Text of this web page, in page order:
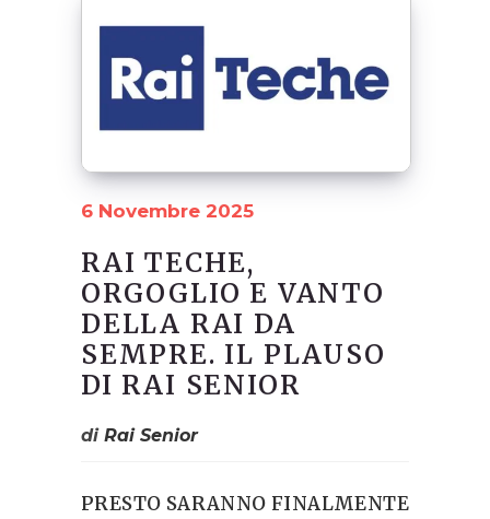
6 Novembre 2025
RAI TECHE,
ORGOGLIO E VANTO
DELLA RAI DA
SEMPRE. IL PLAUSO
DI RAI SENIOR
diRai Senior
PRESTO SARANNO FINALMENTE